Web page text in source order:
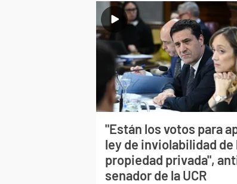
"Están los votos para
ley de inviolabilidad de
propiedad privada",
senador de la UCR